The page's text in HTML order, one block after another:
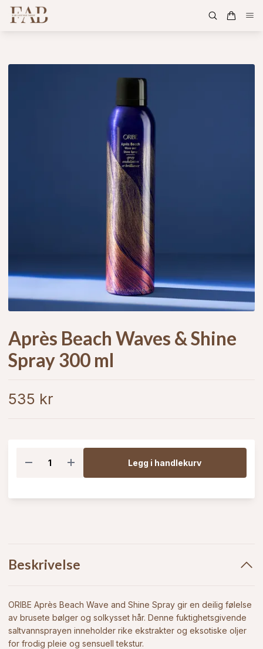
Après Beach Waves & Shine
Spray 300 ml
535 kr
Legg i handlekurv
Beskrivelse
ORIBE Après Beach Wave and Shine Spray gir en deilig følelse
av brusete bølger og solkysset hår. Denne fuktighetsgivende
saltvannsprayen inneholder rike ekstrakter og eksotiske oljer
for frodig pleie og sensuell tekstur.